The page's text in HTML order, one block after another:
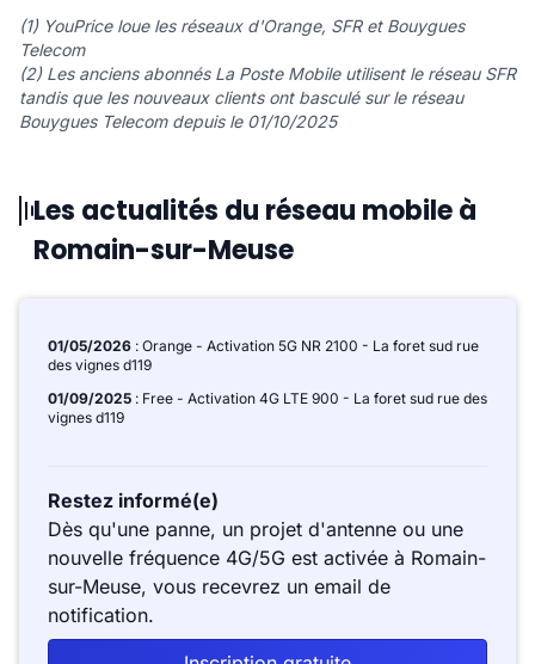
(1) YouPrice loue les réseaux d'Orange, SFR et Bouygues
Telecom
(2) Les anciens abonnés La Poste Mobile utilisent le réseau SFR
tandis que les nouveaux clients ont basculé sur le réseau
Bouygues Telecom depuis le 01/10/2025
Les actualités du réseau mobile à
Romain-sur-Meuse
01/05/2026 : Orange - Activation 5G NR 2100 - La foret sud rue
des vignes d119
01/09/2025 : Free - Activation 4G LTE 900 - La foret sud rue des
vignes d119
Restez informé(e)
Dès qu'une panne, un projet d'antenne ou une
nouvelle fréquence 4G/5G est activée à Romain-
sur-Meuse, vous recevrez un email de
notification.